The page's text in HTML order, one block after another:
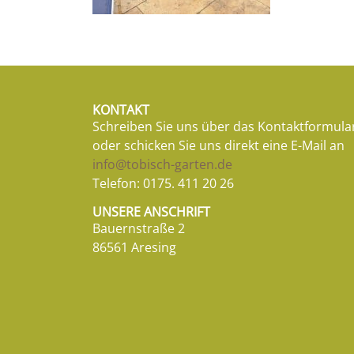
KONTAKT
Schreiben Sie uns über das
oder schicken Sie uns direkt eine E-Mail an
info@tobisch-garten.de
Telefon: 0175. 411 20 26
UNSERE ANSCHRIFT
Bauernstraße 2
86561 Aresing